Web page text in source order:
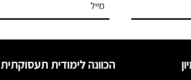
הכוונה לימודית תעסוקתית